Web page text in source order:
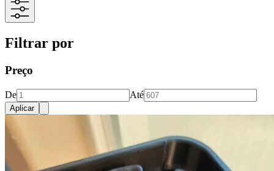
Filtrar por
Preço
De Até
Aplicar